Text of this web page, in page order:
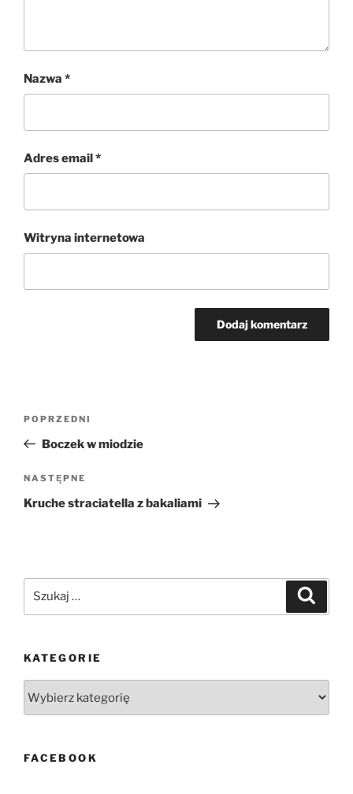
Nazwa *
Adres email*
Witryna internetowa
Poprzedni
wpis
POPRZEDNI
Boczek w miodzie
Następny
wpis
NASTĘPNE
Kruche straciatella z bakaliami
KATEGORIE
FACEBOOK